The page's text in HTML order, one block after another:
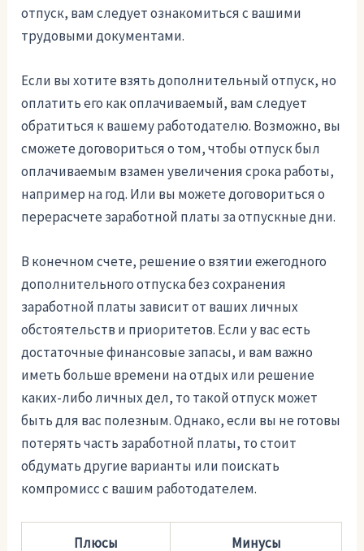
отпуск, вам следует ознакомиться с вашими
трудовыми документами.
Если вы хотите взять дополнительный отпуск, но
оплатить его как оплачиваемый, вам следует
обратиться к вашему работодателю. Возможно, вы
сможете договориться о том, чтобы отпуск был
оплачиваемым взамен увеличения срока работы,
например на год. Или вы можете договориться о
перерасчете заработной платы за отпускные дни.
В конечном счете, решение о взятии ежегодного
дополнительного отпуска без сохранения
заработной платы зависит от ваших личных
обстоятельств и приоритетов. Если у вас есть
достаточные финансовые запасы, и вам важно
иметь больше времени на отдых или решение
каких-либо личных дел, то такой отпуск может
быть для вас полезным. Однако, если вы не готовы
потерять часть заработной платы, то стоит
обдумать другие варианты или поискать
компромисс с вашим работодателем.
Плюсы Минусы